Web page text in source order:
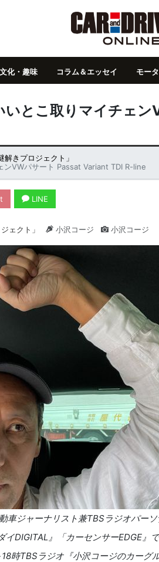
文化・趣味 コラム＆エッセイ モー
とこ取りマイチェン
きプロジェクト」
ンVWパサート Passat Variant TDI R-line
LINE
ェクト」 小沢コージ 小沢コージ
ジャーナリスト兼TBSラジオパー
DIGITAL』「カーセンサーEDGE』
時TBSラジオ『小沢コージのカーグル